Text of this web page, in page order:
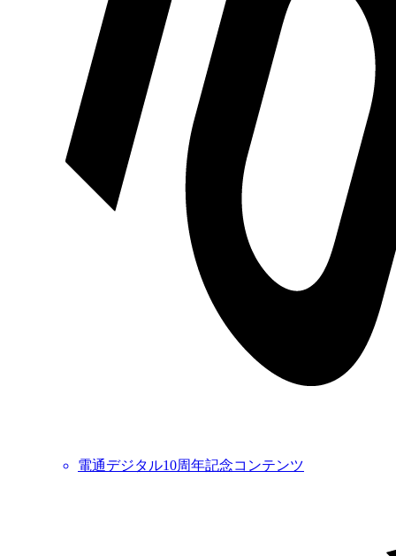
電通デジタル10周年記念コンテンツ